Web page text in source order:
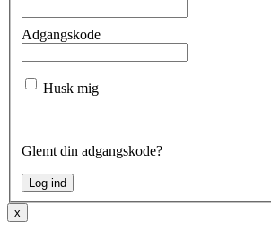
Adgangskode
Husk mig
Glemt din adgangskode?
x